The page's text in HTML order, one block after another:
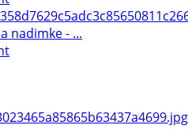
nadimke - ...